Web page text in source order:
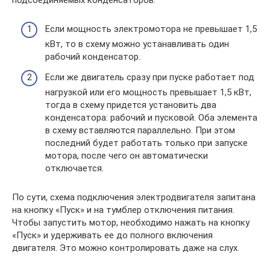
Если мощность электромотора не превышает 1,5
кВт, то в схему можно устанавливать один
рабочий конденсатор.
Если же двигатель сразу при пуске работает под
нагрузкой или его мощность превышает 1,5 кВт,
тогда в схему придется установить два
конденсатора: рабочий и пусковой. Оба элемента
в схему вставляются параллельно. При этом
последний будет работать только при запуске
мотора, после чего он автоматически
отключается.
По сути, схема подключения электродвигателя запитана
на кнопку «Пуск» и на тумблер отключения питания.
Чтобы запустить мотор, необходимо нажать на кнопку
«Пуск» и удерживать ее до полного включения
двигателя. Это можно контролировать даже на слух.